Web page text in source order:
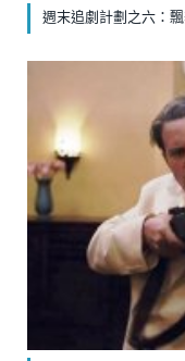
週末追劇計劃之六：